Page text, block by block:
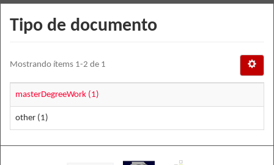
Tipo de documento
Mostrando ítems 1-2 de 1
masterDegreeWork (1)
other (1)